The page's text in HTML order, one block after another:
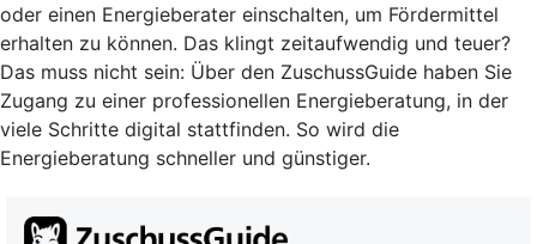
oder einen Energieberater einschalten, um Fördermittel
erhalten zu können. Das klingt zeitaufwendig und teuer?
Das muss nicht sein: Über den ZuschussGuide haben Sie
Zugang zu einer professionellen Energieberatung, in der
viele Schritte digital stattfinden. So wird die
Energieberatung schneller und günstiger.